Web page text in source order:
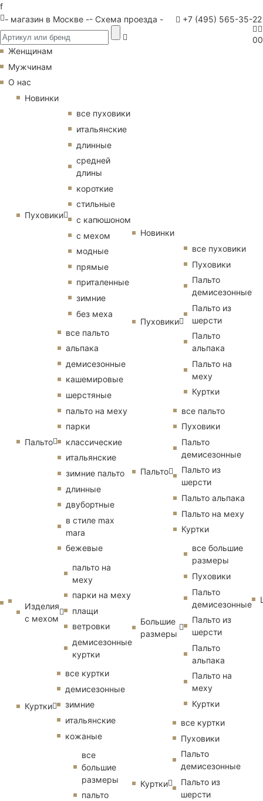
f
- магазин в Москве -- Схема проезда - +7 (495) 565-35-22
00
Женщинам
Мужчинам
О нас
Новинки
Пуховики
все пуховики
итальянские
длинные
средней
длины
короткие
стильные
с капюшоном
с мехом
модные
прямые
приталенные
зимние
без меха
Пальто
все пальто
альпака
демисезонные
кашемировые
шерстяные
пальто на меху
парки
классические
итальянские
зимние пальто
длинные
двубортные
в стиле max
mara
бежевые
Изделия
с мехом
пальто на
меху
парки на меху
плащи
ветровки
демисезонные
куртки
Куртки
все куртки
демисезонные
зимние
итальянские
кожаные
все
большие
размеры
пальто
Новинки
Пуховики
все пуховики
Пуховики
Пальто
демисезонные
Пальто из
шерсти
Пальто
альпака
Пальто на
меху
Куртки
Пальто
все пальто
Пуховики
Пальто
демисезонные
Пальто из
шерсти
Пальто альпака
Пальто на меху
Куртки
Большие
размеры
все большие
размеры
Пуховики
Пальто
демисезонные
Пальто из
шерсти
Пальто
альпака
Пальто на
меху
Куртки
Куртки
все куртки
Пуховики
Пальто
демисезонные
Пальто из
шерсти